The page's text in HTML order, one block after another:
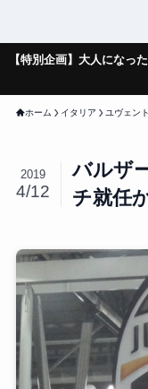
【特別企画】大人になっ
ホーム イタリア ユヴェン
バルザ
チ就任
2019
4/12